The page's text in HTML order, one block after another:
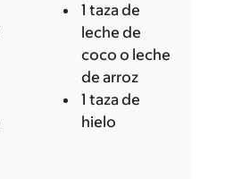
1 taza de
leche de
coco o leche
de arroz
1 taza de
hielo